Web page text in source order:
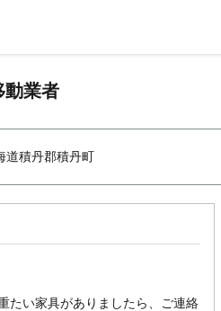
動業者
道積丹郡積丹町
たい家具がありましたら、ご連絡